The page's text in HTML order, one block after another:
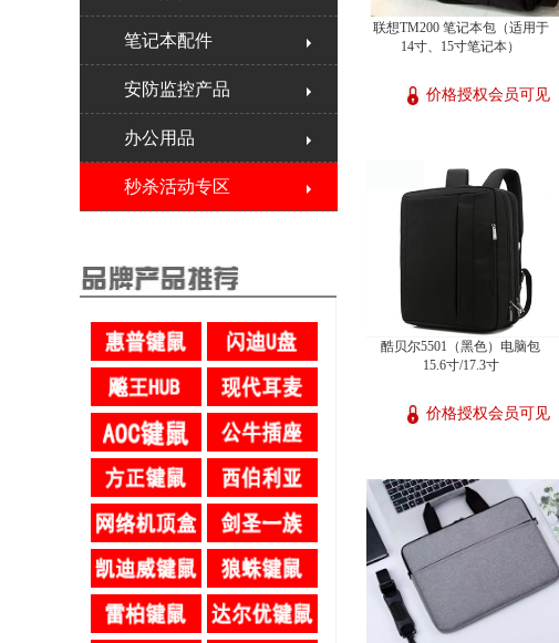
笔记本配件
安防监控产品
办公用品
秒杀活动专区
联想TM200 笔记本包（适用于
14寸、15寸笔记本）
价格授权会员可见
酷贝尔5501（黑色）电脑包
15.6寸/17.3寸
价格授权会员可见